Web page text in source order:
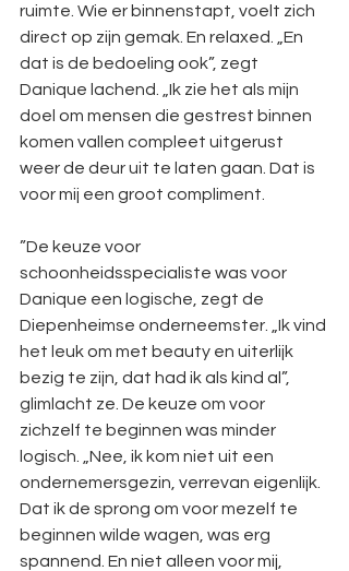
ruimte. Wie er binnenstapt, voelt zich
direct op zijn gemak. En relaxed. „En
dat is de bedoeling ook”, zegt
Danique lachend. „Ik zie het als mijn
doel om mensen die gestrest binnen
komen vallen compleet uitgerust
weer de deur uit te laten gaan. Dat is
voor mij een groot compliment.
”De keuze voor
schoonheidsspecialiste was voor
Danique een logische, zegt de
Diepenheimse onderneemster. „Ik vind
het leuk om met beauty en uiterlijk
bezig te zijn, dat had ik als kind al”,
glimlacht ze. De keuze om voor
zichzelf te beginnen was minder
logisch. „Nee, ik kom niet uit een
ondernemersgezin, verrevan eigenlijk.
Dat ik de sprong om voor mezelf te
beginnen wilde wagen, was erg
spannend. En niet alleen voor mij,